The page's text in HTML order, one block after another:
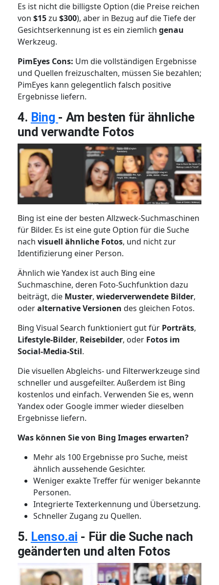
Es ist nicht die billigste Option (die Preise reichen
von $15zu $300), aber in Bezug auf die Tiefe der
Gesichtserkennung ist es ein ziemlich genau
Werkzeug.
PimEyes Cons: Um die vollständigen Ergebnisse
und Quellen freizuschalten, müssen Sie bezahlen;
PimEyes kann gelegentlich falsch positive
Ergebnisse liefern.
4. Bing - Am besten für ähnliche
und verwandte Fotos
Bing ist eine der besten Allzweck-Suchmaschinen
für Bilder. Es ist eine gute Option für die Suche
nach visuell ähnliche Fotos, und nicht zur
Identifizierung einer Person.
Ähnlich wie Yandex ist auch Bing eine
Suchmaschine, deren Foto-Suchfunktion dazu
beiträgt, die Muster, wiederverwendete Bilder,
oderalternative Versionen des gleichen Fotos.
Bing Visual Search funktioniert gut für Porträts,
Lifestyle-Bilder, Reisebilder, oder Fotos im
Social-Media-Stil.
Die visuellen Abgleichs- und Filterwerkzeuge sind
schneller und ausgefeilter. Außerdem ist Bing
kostenlos und einfach. Verwenden Sie es, wenn
Yandex oder Google immer wieder dieselben
Ergebnisse liefern.
Was können Sie von Bing Images erwarten?
Mehr als 100 Ergebnisse pro Suche, meist
ähnlich aussehende Gesichter.
Weniger exakte Treffer für weniger bekannte
Personen.
Integrierte Texterkennung und Übersetzung.
Schneller Zugang zu Quellen.
5. Lenso.ai - Für die Suche nach
geänderten und alten Fotos